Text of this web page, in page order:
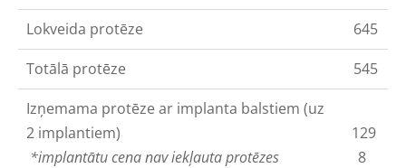
Lokveida protēze
645
Totālā protēze
545
Izņemama protēze ar implanta balstiem (uz
2 implantiem)
*implantātu cena nav iekļauta protēzes
129
8